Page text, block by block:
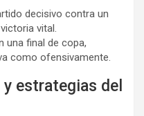
decisivo contra un
vital.
una final de copa,
como ofensivamente.
estrategias del